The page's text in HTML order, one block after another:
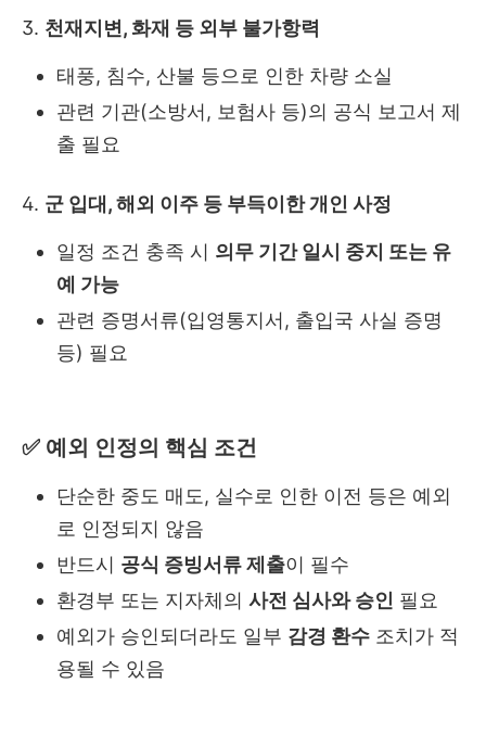
3. 천재지변, 화재 등 외부 불가항력
태풍, 침수, 산불 등으로 인한 차량 소실
관련 기관(소방서, 보험사 등)의 공식 보고서 제
출 필요
4. 군 입대, 해외 이주 등 부득이한 개인 사정
일정 조건 충족 시 의무 기간 일시 중지 또는 유
예 가능
관련 증명서류(입영통지서, 출입국 사실 증명
등) 필요
✅ 예외 인정의 핵심 조건
단순한 중도 매도, 실수로 인한 이전 등은 예외
로 인정되지 않음
반드시 공식 증빙서류 제출이 필수
환경부 또는 지자체의 사전 심사와 승인 필요
예외가 승인되더라도 일부 감경 환수 조치가 적
용될 수 있음